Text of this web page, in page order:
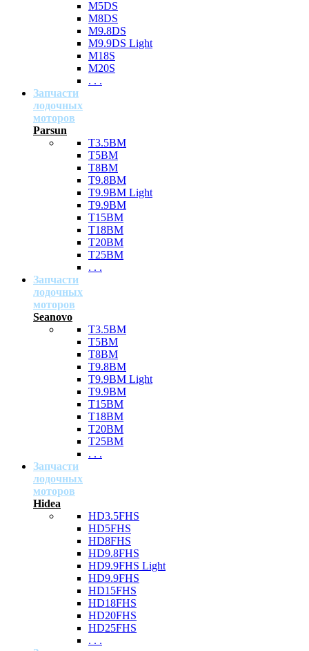
M5DS
M8DS
M9.8DS
M9.9DS Light
M18S
M20S
. . .
Запчасти
лодочных
моторов
Parsun
T3.5BM
T5BM
T8BM
T9.8BM
T9.9BM Light
T9.9BM
T15BM
T18BM
T20BM
T25BM
. . .
Запчасти
лодочных
моторов
Seanovo
T3.5BM
T5BM
T8BM
T9.8BM
T9.9BM Light
T9.9BM
T15BM
T18BM
T20BM
T25BM
. . .
Запчасти
лодочных
моторов
Hidea
HD3.5FHS
HD5FHS
HD8FHS
HD9.8FHS
HD9.9FHS Light
HD9.9FHS
HD15FHS
HD18FHS
HD20FHS
HD25FHS
. . .